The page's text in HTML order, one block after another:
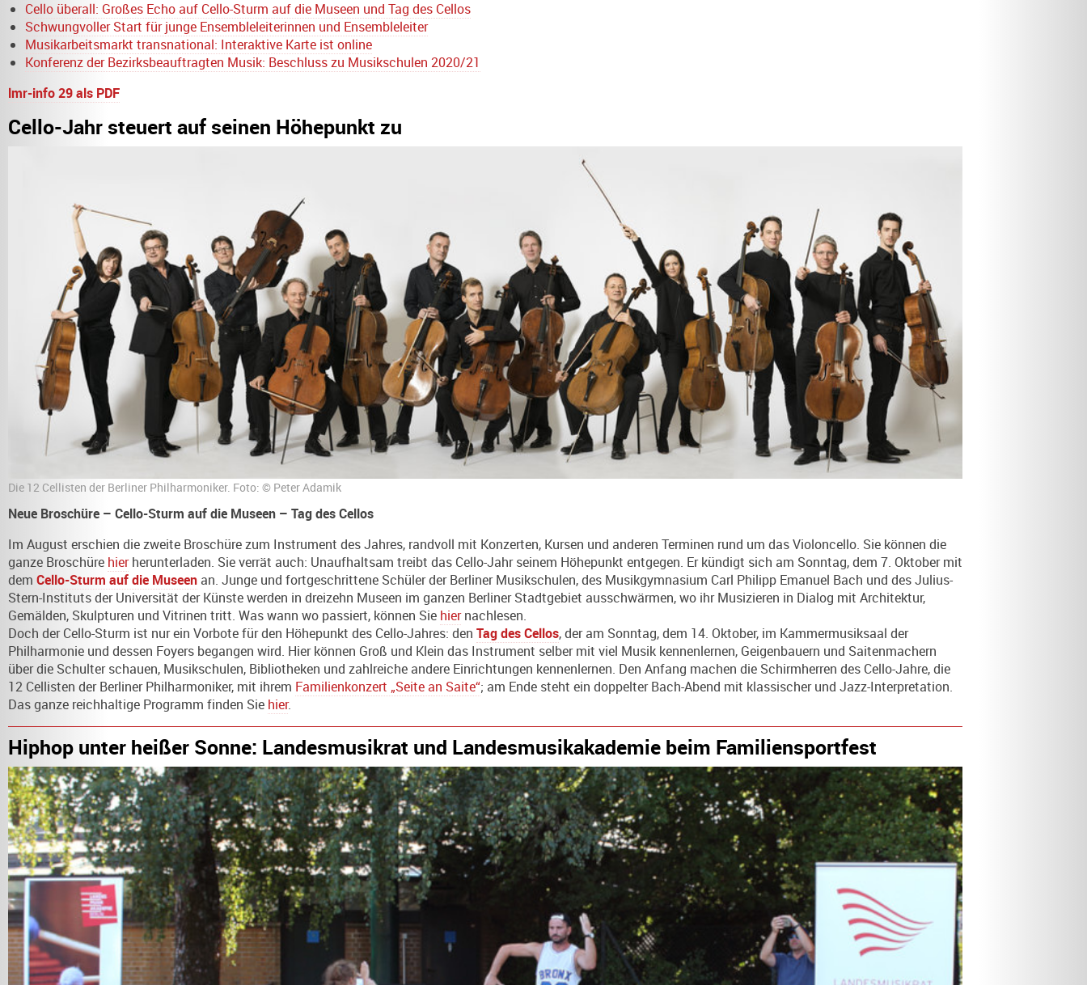
Cello überall: Großes Echo auf Cello-Sturm auf die Museen und Tag des Cellos
Schwungvoller Start für junge Ensembleleiterinnen und Ensembleleiter
Musikarbeitsmarkt transnational: Interaktive Karte ist online
Konferenz der Bezirksbeauftragten Musik: Beschluss zu Musikschulen 2020/21
lmr-info 29 als PDF
Cello-Jahr steuert auf seinen Höhepunkt zu
Die 12 Cellisten der Berliner Philharmoniker. Foto: © Peter Adamik
Neue Broschüre – Cello-Sturm auf die Museen – Tag des Cellos
Im August erschien die zweite Broschüre zum Instrument des Jahres, randvoll mit Konzerten, Kursen und anderen Terminen rund um das Violoncello. Sie können die
ganze Broschüre hierherunterladen. Sie verrät auch: Unaufhaltsam treibt das Cello-Jahr seinem Höhepunkt entgegen. Er kündigt sich am Sonntag, dem 7. Oktober mit
dem Cello-Sturm auf die Museen an. Junge und fortgeschrittene Schüler der Berliner Musikschulen, des Musikgymnasium Carl Philipp Emanuel Bach und des Julius-
Stern-Instituts der Universität der Künste werden in dreizehn Museen im ganzen Berliner Stadtgebiet ausschwärmen, wo ihr Musizieren in Dialog mit Architektur,
Gemälden, Skulpturen und Vitrinen tritt. Was wann wo passiert, können Sie hiernachlesen.
Doch der Cello-Sturm ist nur ein Vorbote für den Höhepunkt des Cello-Jahres: den Tag des Cellos, der am Sonntag, dem 14. Oktober, im Kammermusiksaal der
Philharmonie und dessen Foyers begangen wird. Hier können Groß und Klein das Instrument selber mit viel Musik kennenlernen, Geigenbauern und Saitenmachern
über die Schulter schauen, Musikschulen, Bibliotheken und zahlreiche andere Einrichtungen kennenlernen. Den Anfang machen die Schirmherren des Cello-Jahre, die
12 Cellisten der Berliner Philharmoniker, mit ihrem Familienkonzert „Seite an Saite“; am Ende steht ein doppelter Bach-Abend mit klassischer und Jazz-Interpretation.
Das ganze reichhaltige Programm finden Sie hier.
Hiphop unter heißer Sonne: Landesmusikrat und Landesmusikakademie beim Familiensportfest